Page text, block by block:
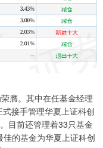
膺。其中在任基金经理
接手管理华夏上证科创
目前还管理着33只基金
的基金为华夏上证科创